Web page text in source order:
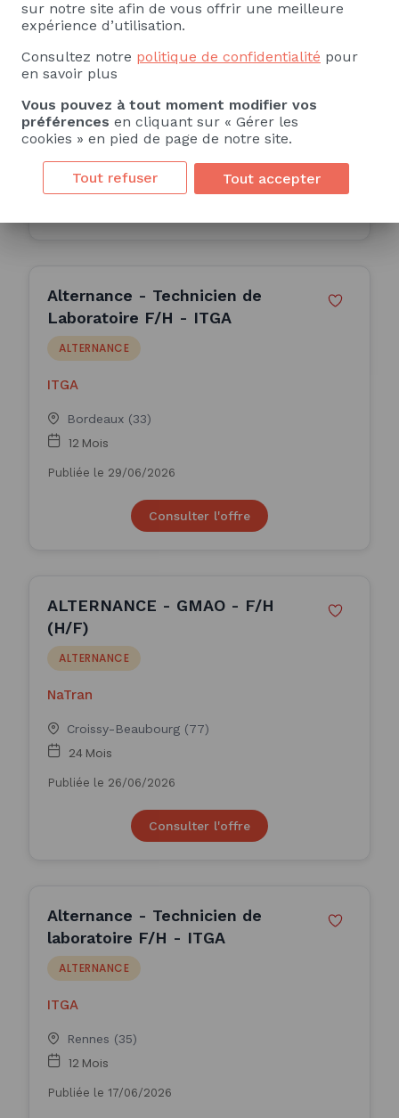
Biscuiterie-pâtisserie artisanale
(H/F)
INSTITUT DE FORMATION REGIONAL DES
Saint-Yrieix-la-Perche (87)
24 Mois
Publiée le 30/06/2026
Alternance - Technicien de
Laboratoire F/H - ITGA
ALTERNANCE
ITGA
Bordeaux (33)
12 Mois
Publiée le 29/06/2026
Consulter l'offre
ALTERNANCE - GMAO - F/H
(H/F)
ALTERNANCE
NaTran
Croissy-Beaubourg (77)
24 Mois
Publiée le 26/06/2026
Consulter l'offre
Alternance - Technicien de
laboratoire F/H - ITGA
ALTERNANCE
ITGA
Rennes (35)
12 Mois
Publiée le 17/06/2026
sur notre site afin de vous offrir une meilleure
expérience d’utilisation.
Consultez notre politique de confidentialité pour
en savoir plus
Vous pouvez à tout moment modifier vos
préférences en cliquant sur « Gérer les
cookies » en pied de page de notre site.
Tout refuser Tout accepter